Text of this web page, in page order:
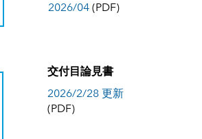
2026/04 (PDF)
交付目論見書
2026/2/28 更新
(PDF)